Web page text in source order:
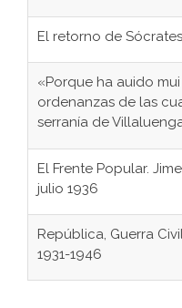
El retorno de Sócrates
«Porque ha auido
ordenanzas de las
serranía de
El Frente Popular.
julio 1936
República, Guerra
1931-1946